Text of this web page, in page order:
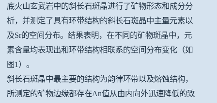
底火山玄武岩中的斜长石斑晶进行了矿物形态和成分分
析，并测定了具有环带结构的斜长石斑晶中主量元素以
及Sr的空间分布。结果表明，在不同的矿物斑晶中，元
素含量均表现出和环带结构相联系的空间分布变化（如
图1）。
斜长石斑晶中最主要的结构为韵律环带以及熔蚀结构，
所测定的矿物边缘都存在An值从由内向外迅速降低的致